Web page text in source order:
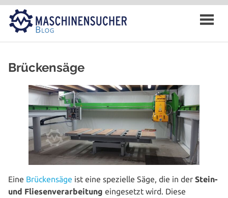
Zum
Inhalt
springen
Brückensäge
Eine Brü­cken­sä­ge ist eine spezielle Säge, die in der Stein-
und Flie­sen­ver­ar­bei­tung ein­ge­setzt wird. Diese